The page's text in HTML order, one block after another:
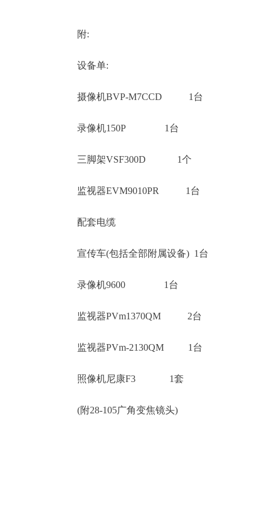
附:
设备单:
摄像机BVP-M7CCD 1台
录像机150P 1台
三脚架VSF300D 1个
监视器EVM9010PR 1台
配套电缆
宣传车(包括全部附属设备) 1台
录像机9600 1台
监视器PVm1370QM 2台
监视器PVm-2130QM 1台
照像机尼康F3 1套
(附28-105广角变焦镜头)